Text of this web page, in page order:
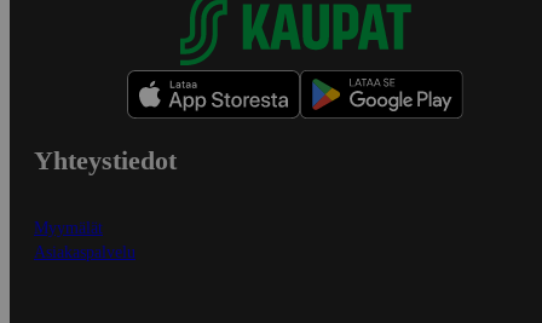
Yhteystiedot
Myymälät
Asiakaspalvelu